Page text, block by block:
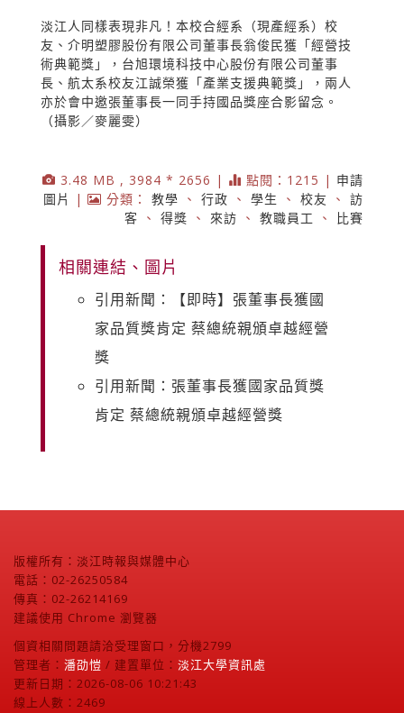
淡江人同樣表現非凡！本校合經系（現產經系）校
友、介明塑膠股份有限公司董事長翁俊民獲「經營技
術典範獎」，台旭環境科技中心股份有限公司董事
長、航太系校友江誠榮獲「產業支援典範獎」，兩人
亦於會中邀張董事長一同手持國品獎座合影留念。
（攝影／麥麗雯）
3.48 MB , 3984 * 2656 | 點閱：1215 | 申請
圖片
| 分類： 教學 、 行政 、 學生 、 校友 、 訪
客 、 得獎 、 來訪 、 教職員工 、 比賽
相關連結、圖片
引用新聞：【即時】張董事長獲國
家品質獎肯定 蔡總統親頒卓越經營
獎
引用新聞：張董事長獲國家品質獎
肯定 蔡總統親頒卓越經營獎
版權所有：淡江時報與媒體中心
電話：02-26250584
傳真：02-26214169
建議使用 Chrome 瀏覽器
個資相關問題請洽受理窗口，分機2799
管理者： 潘劭愷 / 建置單位： 淡江大學資訊處
更新日期：2026-08-06 10:21:43
線上人數：2469